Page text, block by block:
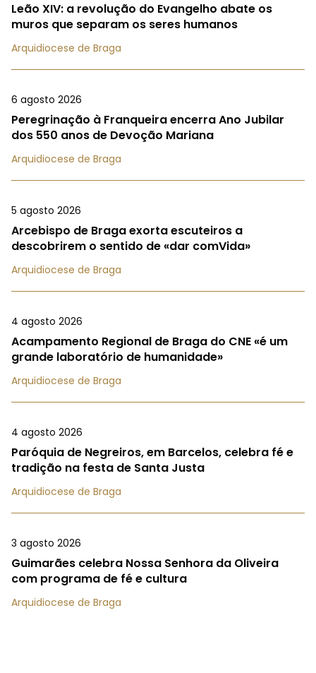
Leão XIV: a revolução do Evangelho abate os
muros que separam os seres humanos
Arquidiocese de Braga
6 agosto 2026
Peregrinação à Franqueira encerra Ano Jubilar
dos 550 anos de Devoção Mariana
Arquidiocese de Braga
5 agosto 2026
Arcebispo de Braga exorta escuteiros a
descobrirem o sentido de «dar comVida»
Arquidiocese de Braga
4 agosto 2026
Acampamento Regional de Braga do CNE «é um
grande laboratório de humanidade»
Arquidiocese de Braga
4 agosto 2026
Paróquia de Negreiros, em Barcelos, celebra fé e
tradição na festa de Santa Justa
Arquidiocese de Braga
3 agosto 2026
Guimarães celebra Nossa Senhora da Oliveira
com programa de fé e cultura
Arquidiocese de Braga